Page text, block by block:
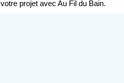
votre projet avec Au Fil du Bain.